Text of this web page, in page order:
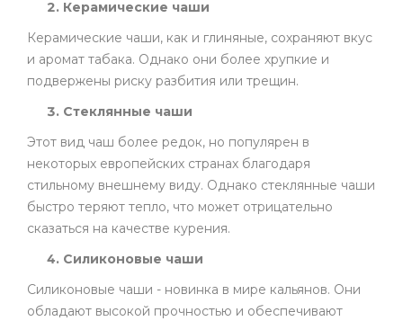
Керамические чаши
Керамические чаши, как и глиняные, сохраняют вкус
и аромат табака. Однако они более хрупкие и
подвержены риску разбития или трещин.
Стеклянные чаши
Этот вид чаш более редок, но популярен в
некоторых европейских странах благодаря
стильному внешнему виду. Однако стеклянные чаши
быстро теряют тепло, что может отрицательно
сказаться на качестве курения.
Силиконовые чаши
Силиконовые чаши - новинка в мире кальянов. Они
обладают высокой прочностью и обеспечивают